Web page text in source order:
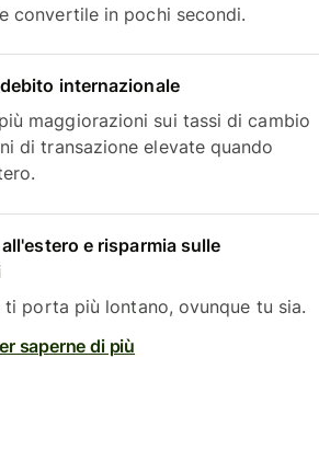
convertile in pochi secondi.
internazionale
maggiorazioni sui tassi di cambio
di transazione elevate quando
e risparmia sulle
ti porta più lontano, ovunque tu sia.
saperne di più